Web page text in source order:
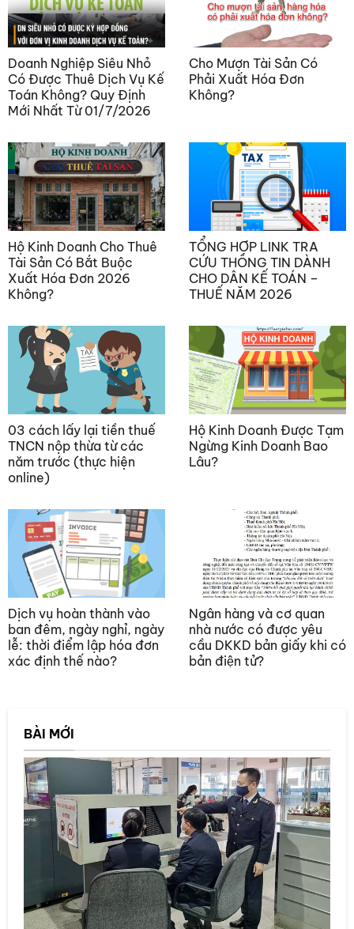
Doanh Nghiệp Siêu Nhỏ
Có Được Thuê Dịch Vụ Kế
Toán Không? Quy Định
Mới Nhất Từ 01/7/2026
Cho Mượn Tài Sản Có
Phải Xuất Hóa Đơn
Không?
Hộ Kinh Doanh Cho Thuê
Tài Sản Có Bắt Buộc
Xuất Hóa Đơn 2026
Không?
TỔNG HỢP LINK TRA
CỨU THÔNG TIN DÀNH
CHO DÂN KẾ TOÁN –
THUẾ NĂM 2026
03 cách lấy lại tiền thuế
TNCN nộp thừa từ các
năm trước (thực hiện
online)
Hộ Kinh Doanh Được Tạm
Ngừng Kinh Doanh Bao
Lâu?
Dịch vụ hoàn thành vào
ban đêm, ngày nghỉ, ngày
lễ: thời điểm lập hóa đơn
xác định thế nào?
Ngân hàng và cơ quan
nhà nước có được yêu
cầu DKKD bản giấy khi có
bản điện tử?
BÀI MỚI